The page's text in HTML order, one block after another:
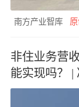
南方产业智库 原
非住业务营
能实现吗？ |